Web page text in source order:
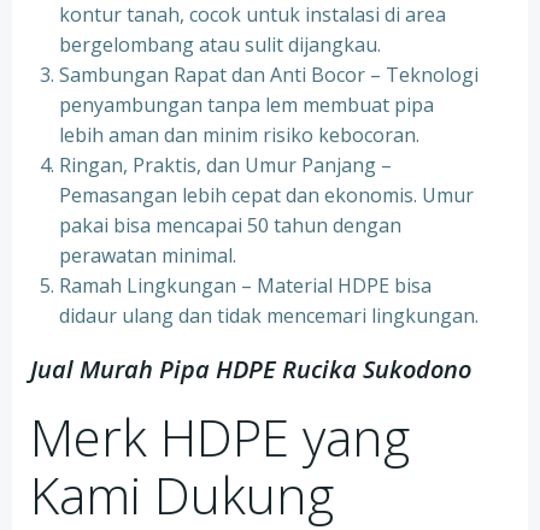
kontur tanah, cocok untuk instalasi di area
bergelombang atau sulit dijangkau.
Sambungan Rapat dan Anti Bocor – Teknologi
penyambungan tanpa lem membuat pipa
lebih aman dan minim risiko kebocoran.
Ringan, Praktis, dan Umur Panjang –
Pemasangan lebih cepat dan ekonomis. Umur
pakai bisa mencapai 50 tahun dengan
perawatan minimal.
Ramah Lingkungan – Material HDPE bisa
didaur ulang dan tidak mencemari lingkungan.
Jual Murah Pipa HDPE Rucika Sukodono
Merk HDPE yang
Kami Dukung